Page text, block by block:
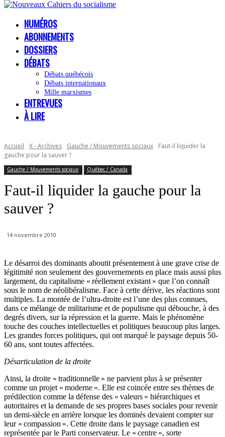
NUMÉROS
ABONNEMENTS
DOSSIERS
DÉBATS
Débats québécois
Débats internationaux
Mille marxismes
ENTREVUES
À LIRE
Accueil X - Archives Gauche / Mouvements sociaux
Faut-il liquider la
gauche pour la sauver ?
Gauche / Mouvements sociaux Québec / Canada
Faut-il liquider la gauche pour la
sauver ?
14 novembre 2010
Le désarroi des dominants aboutit présentement à une grave crise de
légitimité non seulement des gouvernements en place mais aussi plus
largement, du capitalisme « réellement existant » que l’on connaît
sous le nom de néolibéralisme. Face à cette dérive, les réactions sont
multiples. La montée de l’ultra-droite est l’une des plus connues,
dans ce mélange de militarisme et de populisme qui débouche, à des
degrés divers, sur la répression et la guerre. Mais le phénomène
touche des couches intellectuelles et politiques beaucoup plus larges.
Les grandes forces politiques, qui ont marqué le paysage depuis 50-
60 ans, sont toutes affectées.
Désarticulation de la droite
Ainsi, la droite « traditionnelle » ne parvient plus à se présenter
comme un projet « moderne ». Elle est coincée entre ses thèmes de
prédilection comme la défense des « valeurs » hiérarchiques et
autoritaires et la demande de ses propres bases sociales pour revenir
un demi-siècle en arrière lorsque les dominés devaient compter sur
leur « compassion ». Cette droite dans le paysage canadien est
représentée par le Parti conservateur. Le « centre », sorte